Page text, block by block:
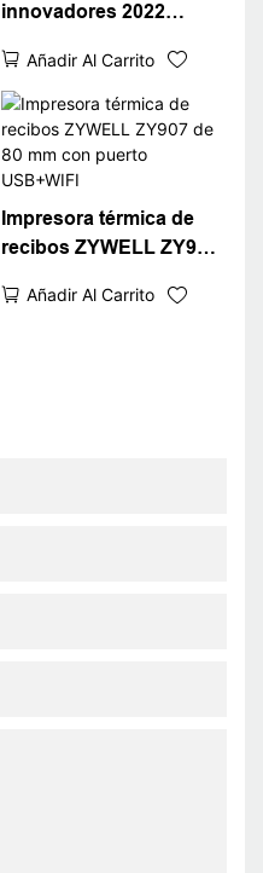
innovadores 2022
VIETAS 80 mm
Bluetooth Termal
Impresora ZY905
USB+RS232+LAN+BT
Añadir Al Carrito
Impresora térmica de
recibos ZYWELL ZY907
USB+WIFI
Añadir Al Carrito